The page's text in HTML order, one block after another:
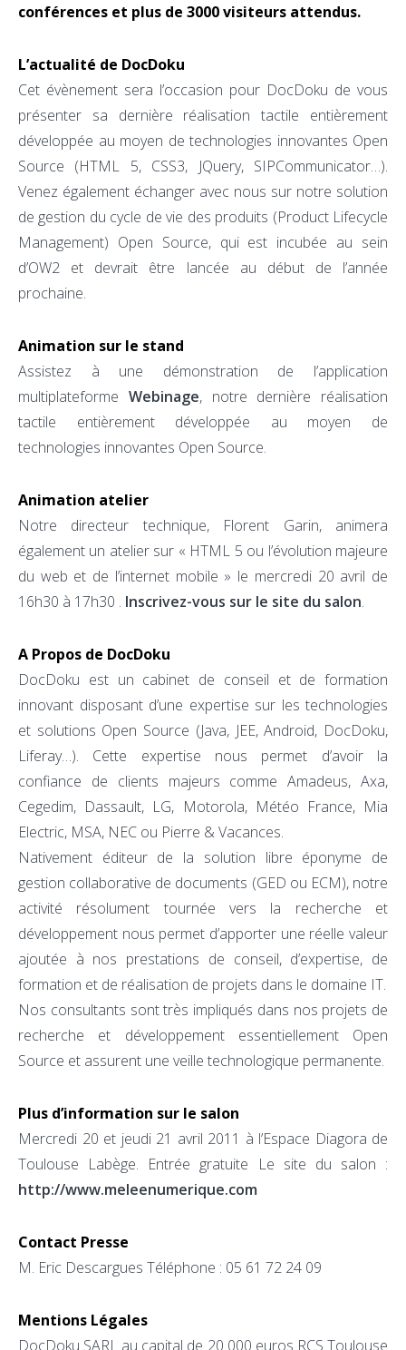
conférences et plus de 3000 visiteurs attendus.
L’actualité de DocDoku
Cet évènement sera l’occasion pour DocDoku de vous
présenter sa dernière réalisation tactile entièrement
développée au moyen de technologies innovantes Open
Source (HTML 5, CSS3, JQuery, SIPCommunicator…).
Venez également échanger avec nous sur notre solution
de gestion du cycle de vie des produits (Product Lifecycle
Management) Open Source, qui est incubée au sein
d’OW2 et devrait être lancée au début de l’année
prochaine.
Animation sur le stand
Assistez à une démonstration de l’application
multiplateforme Webinage, notre dernière réalisation
tactile entièrement développée au moyen de
technologies innovantes Open Source.
Animation atelier
Notre directeur technique, Florent Garin, animera
également un atelier sur « HTML 5 ou l’évolution majeure
du web et de l’internet mobile » le mercredi 20 avril de
16h30 à 17h30 . Inscrivez-vous sur le site du salon.
A Propos de DocDoku
DocDoku est un cabinet de conseil et de formation
innovant disposant d’une expertise sur les technologies
et solutions Open Source (Java, JEE, Android, DocDoku,
Liferay…). Cette expertise nous permet d’avoir la
confiance de clients majeurs comme Amadeus, Axa,
Cegedim, Dassault, LG, Motorola, Météo France, Mia
Electric, MSA, NEC ou Pierre & Vacances.
Nativement éditeur de la solution libre éponyme de
gestion collaborative de documents (GED ou ECM), notre
activité résolument tournée vers la recherche et
développement nous permet d’apporter une réelle valeur
ajoutée à nos prestations de conseil, d’expertise, de
formation et de réalisation de projets dans le domaine IT.
Nos consultants sont très impliqués dans nos projets de
recherche et développement essentiellement Open
Source et assurent une veille technologique permanente.
Plus d’information sur le salon
Mercredi 20 et jeudi 21 avril 2011 à l’Espace Diagora de
Toulouse Labège. Entrée gratuite Le site du salon :
http://www.meleenumerique.com
Contact Presse
M. Eric Descargues Téléphone : 05 61 72 24 09
Mentions Légales
DocDoku SARL au capital de 20 000 euros RCS Toulouse